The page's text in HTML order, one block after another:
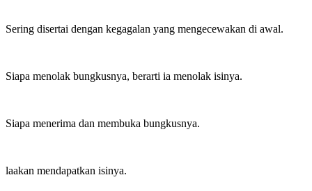
Sering disertai dengan kegagalan yang mengecewakan di awal.
Siapa menolak bungkusnya, berarti ia menolak isinya.
Siapa menerima dan membuka bungkusnya.
laakan mendapatkan isinya.